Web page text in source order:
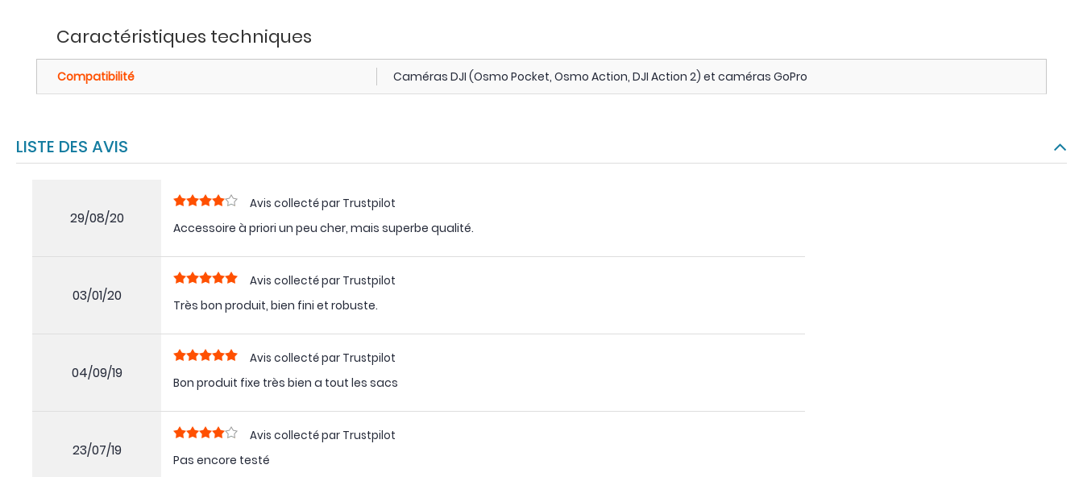
Caractéristiques techniques
Compatibilité Caméras DJI (Osmo Pocket, Osmo Action, DJI Action 2) et caméras GoPro
LISTE DES AVIS
29/08/20
Avis collecté par Trustpilot
Accessoire à priori un peu cher, mais superbe qualité.
03/01/20
Avis collecté par Trustpilot
Très bon produit, bien fini et robuste.
04/09/19
Avis collecté par Trustpilot
Bon produit fixe très bien a tout les sacs
23/07/19
Avis collecté par Trustpilot
Pas encore testé